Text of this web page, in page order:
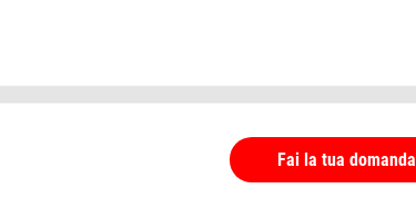
Fai la tua domanda